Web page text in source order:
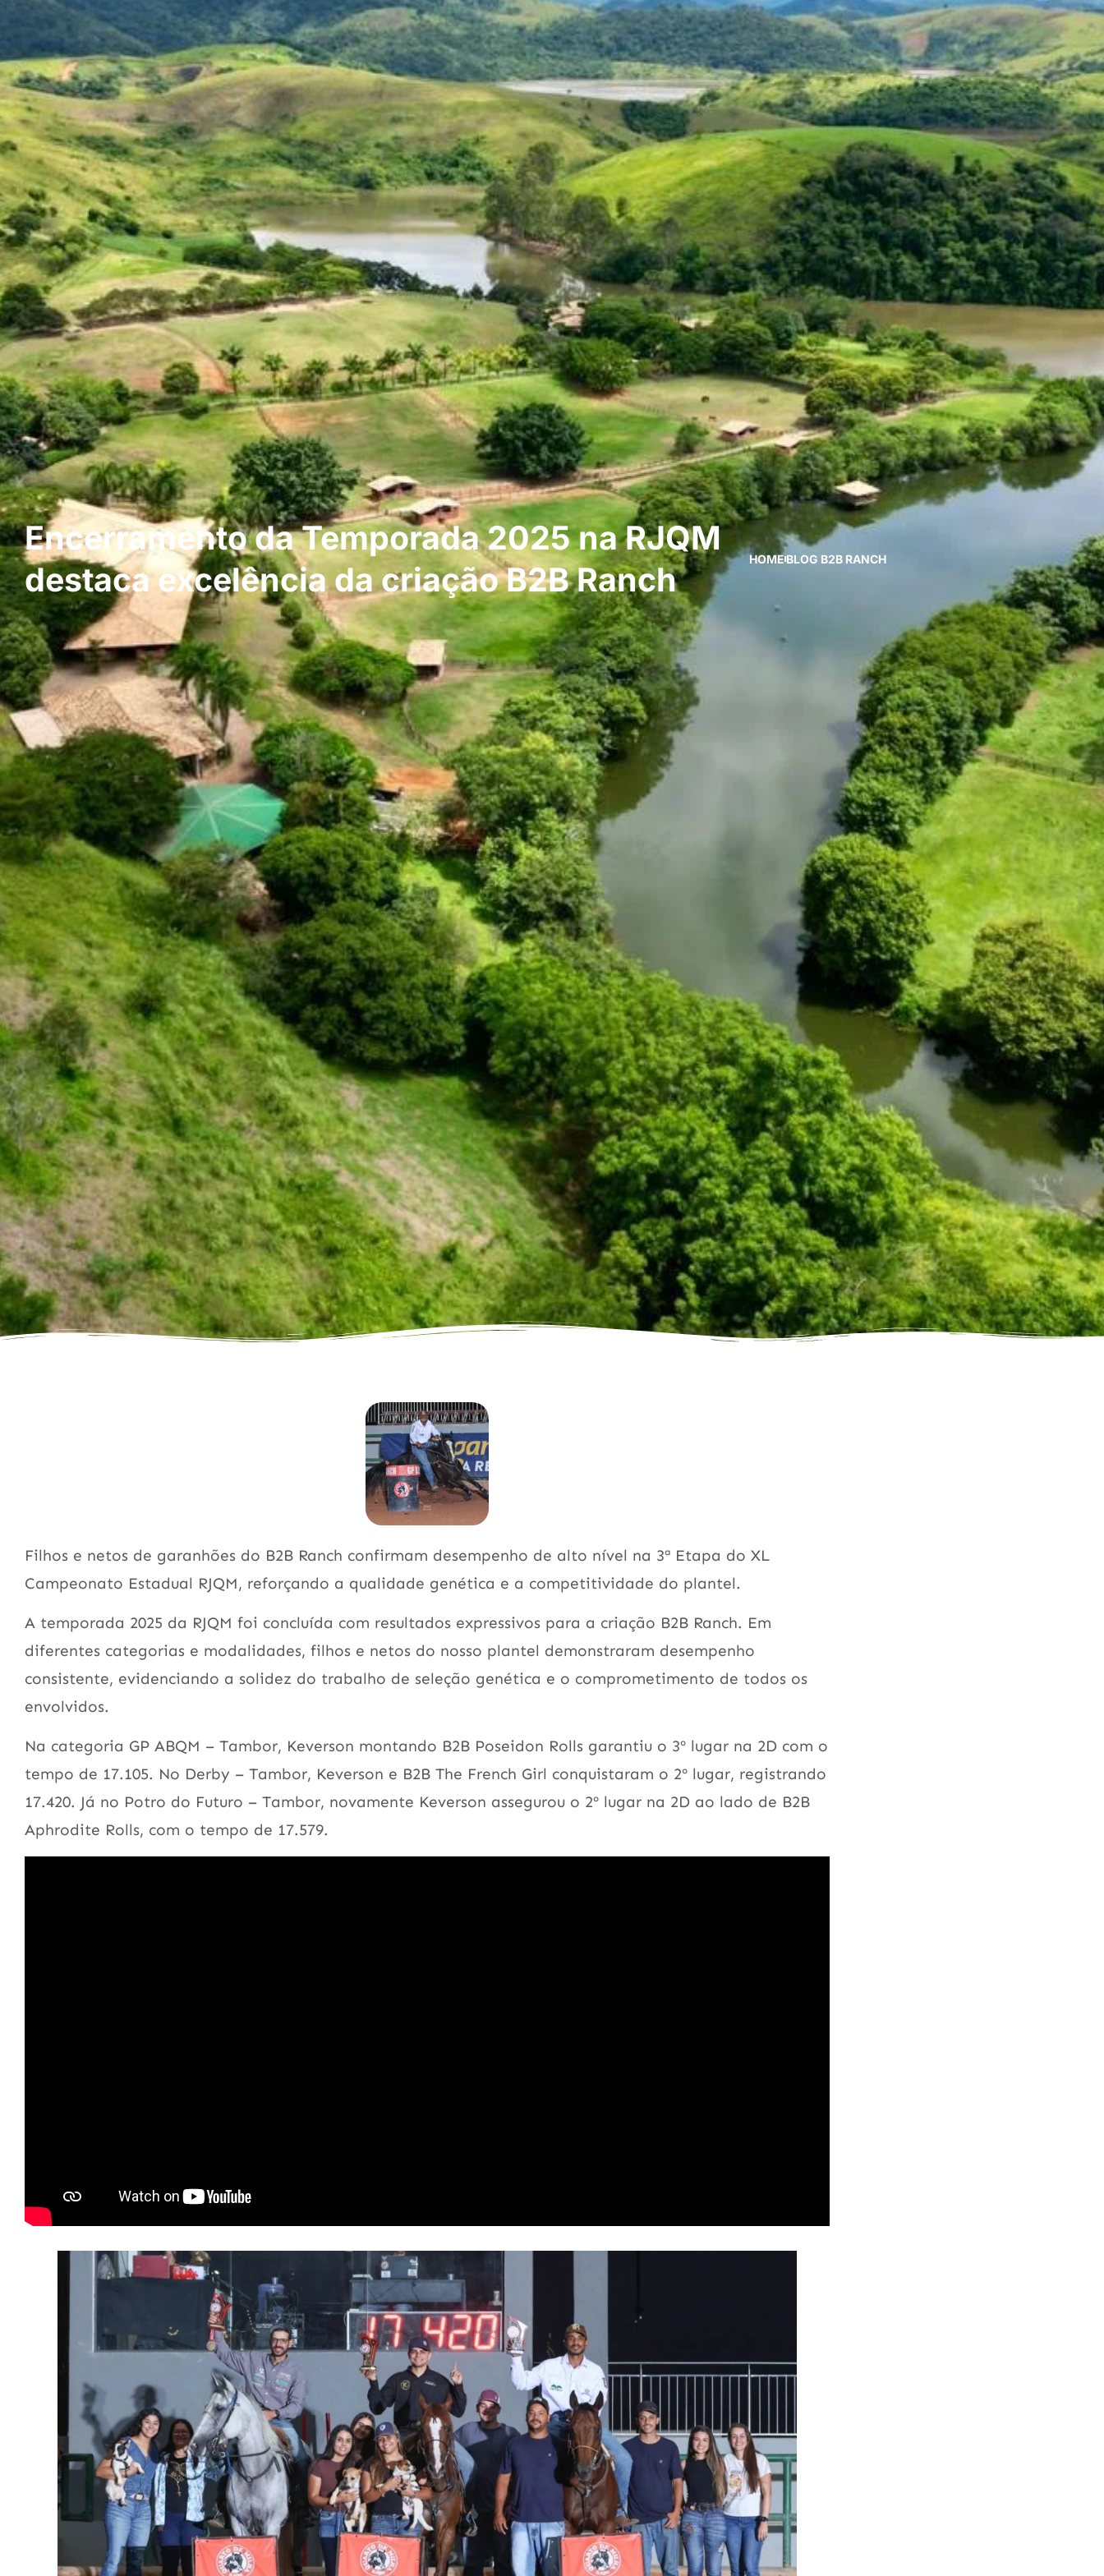
Encerramento da Temporada 2025 na RJQM
destaca excelência da criação B2B Ranch
HOMEBLOG B2B RANCH
Filhos e netos de garanhões do B2B Ranch confirmam desempenho de alto nível na 3ª Etapa do XL
Campeonato Estadual RJQM, reforçando a qualidade genética e a competitividade do plantel.
A temporada 2025 da RJQM foi concluída com resultados expressivos para a criação B2B Ranch. Em
diferentes categorias e modalidades, filhos e netos do nosso plantel demonstraram desempenho
consistente, evidenciando a solidez do trabalho de seleção genética e o comprometimento de todos os
envolvidos.
Na categoria GP ABQM – Tambor, Keverson montando B2B Poseidon Rolls garantiu o 3º lugar na 2D com o
tempo de 17.105. No Derby – Tambor, Keverson e B2B The French Girl conquistaram o 2º lugar, registrando
17.420. Já no Potro do Futuro – Tambor, novamente Keverson assegurou o 2º lugar na 2D ao lado de B2B
Aphrodite Rolls, com o tempo de 17.579.